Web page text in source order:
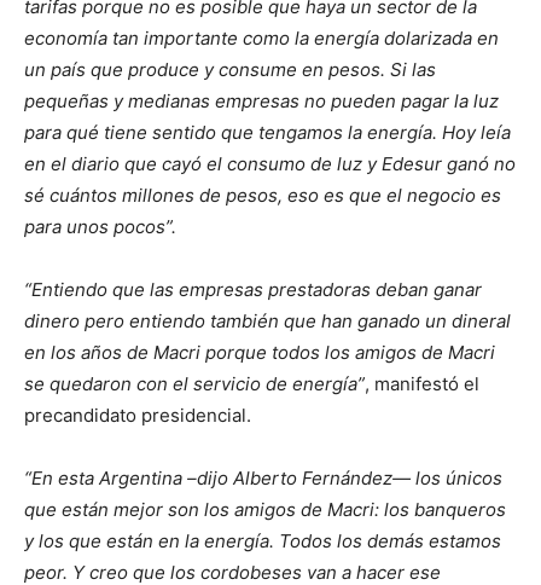
tarifas porque no es posible que haya un sector de la
economía tan importante como la energía dolarizada en
un país que produce y consume en pesos. Si las
pequeñas y medianas empresas no pueden pagar la luz
para qué tiene sentido que tengamos la energía. Hoy leía
en el diario que cayó el consumo de luz y Edesur ganó no
sé cuántos millones de pesos, eso es que el negocio es
para unos pocos”.
“Entiendo que las empresas prestadoras deban ganar
dinero pero entiendo también que han ganado un dineral
en los años de Macri porque todos los amigos de Macri
se quedaron con el servicio de energía”, manifestó el
precandidato presidencial.
“En esta Argentina –dijo Alberto Fernández— los únicos
que están mejor son los amigos de Macri: los banqueros
y los que están en la energía. Todos los demás estamos
peor. Y creo que los cordobeses van a hacer ese